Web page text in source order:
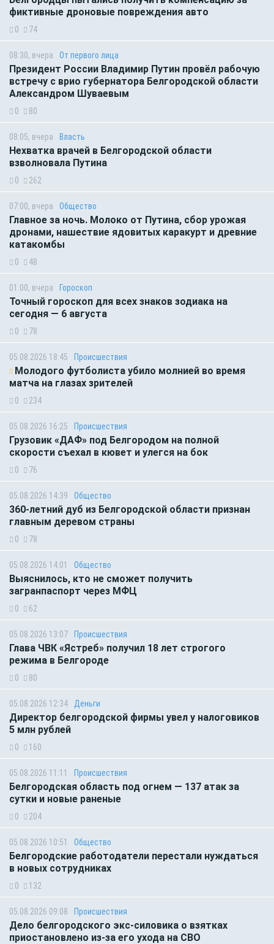
фиктивные дроновые повреждения авто
0 74
08:30, вчера От первого лица
Президент России Владимир Путин провёл рабочую
встречу с врио губернатора Белгородской области
Александром Шуваевым
0 80
08:05, вчера Власть
Нехватка врачей в Белгородской области
взволновала Путина
0 262
07:00, вчера Общество
Главное за ночь. Молоко от Путина, сбор урожая
дронами, нашествие ядовитых каракурт и древние
катакомбы
0 48
01:00, вчера Гороскоп
Точный гороскоп для всех знаков зодиака на
сегодня — 6 августа
0 78
05.08.2026 18:45 Происшествия
Молодого футболиста убило молнией во время
матча на глазах зрителей
0 234
05.08.2026 16:25 Происшествия
Грузовик «ДАФ» под Белгородом на полной
скорости съехал в кювет и улегся на бок
0 76
05.08.2026 14:39 Общество
360-летний дуб из Белгородской области признан
главным деревом страны
0 78
05.08.2026 14:01 Общество
Выяснилось, кто не сможет получить
загранпаспорт через МФЦ
0 62
05.08.2026 13:07 Происшествия
Глава ЧВК «Ястреб» получил 18 лет строгого
режима в Белгороде
0 80
05.08.2026 12:34 Деньги
Директор белгородской фирмы увел у налоговиков
5 млн рублей
0 160
05.08.2026 11:11 Происшествия
Белгородская область под огнем — 137 атак за
сутки и новые раненые
0 204
05.08.2026 10:51 Общество
Белгородские работодатели перестали нуждаться
в новых сотрудниках
0 132
05.08.2026 09:08 Происшествия
Дело белгородского экс-силовика о взятках
приостановлено из-за его ухода на СВО